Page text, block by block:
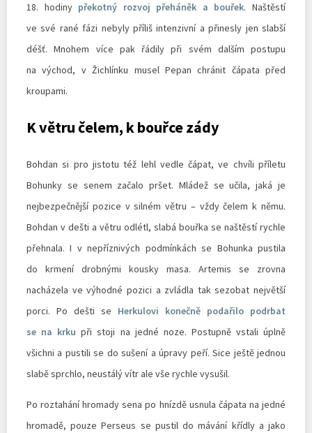
18. hodiny překotný rozvoj přeháněk a bouřek. Naštěstí
ve své rané fázi nebyly příliš intenzivní a přinesly jen slabší
déšť. Mnohem více pak řádily při svém dalším postupu
na východ, v Žichlínku musel Pepan chránit čápata před
kroupami.
K větru čelem, k bouřce zády
Bohdan si pro jistotu též lehl vedle čápat, ve chvíli příletu
Bohunky se senem začalo pršet. Mládež se učila, jaká je
nejbezpečnější pozice v silném větru – vždy čelem k němu.
Bohdan v dešti a větru odlétl, slabá bouřka se naštěstí rychle
přehnala. I v nepříznivých podmínkách se Bohunka pustila
do krmení drobnými kousky masa. Artemis se zrovna
nacházela ve výhodné pozici a zvládla tak sezobat největší
porci. Po dešti se Herkulovi konečně podařilo podrbat
se na krku při stoji na jedné noze. Postupně vstali úplně
všichni a pustili se do sušení a úpravy peří. Sice ještě jednou
slabě sprchlo, neustálý vítr ale vše rychle vysušil.
Po roztahání hromady sena po hnízdě usnula čápata na jedné
hromadě, pouze Perseus se pustil do mávání křídly a jako